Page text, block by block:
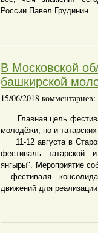
России Павел Грудинин.
В Московской
башкирской
15/06/2018
Главная цель
молодёжи, но и татарских
11-12 августа в
фестиваль татарской
янгыры". Мероприятие
- фестиваля
движений для